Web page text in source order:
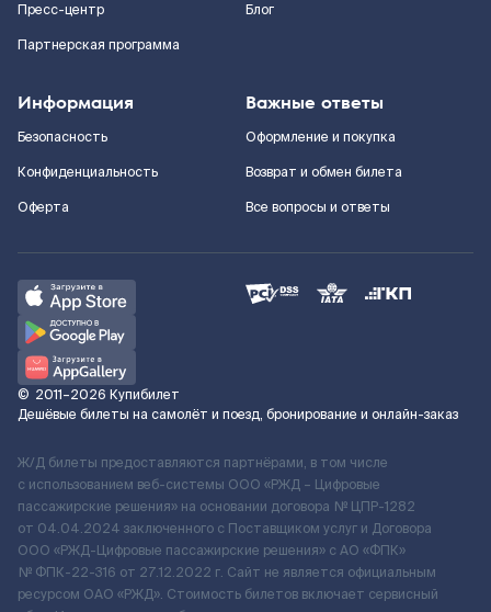
Пресс-центр
Партнерская программа
Блог
Информация
Безопасность
Конфиденциальность
Оферта
Важные ответы
Оформление и покупка
Возврат и обмен билета
Все вопросы и ответы
© 2011–2026 Купибилет
Дешёвые билеты на самолёт и поезд, бронирование и онлайн-заказ
Ж/Д билеты предоставляются партнёрами, в том числе
с использованием веб-системы ООО «РЖД – Цифровые
пассажирские решения» на основании договора № ЦПР-1282
от 04.04.2024 заключенного с Поставщиком услуг и Договора
ООО «РЖД-Цифровые пассажирские решения» c АО «ФПК»
№ ФПК-22-316 от 27.12.2022 г. Сайт не является официальным
ресурсом ОАО «РЖД». Стоимость билетов включает сервисный